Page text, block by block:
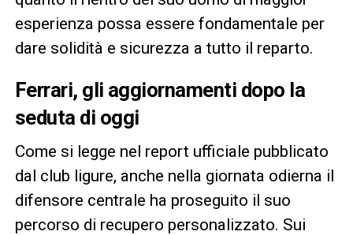
esperienza possa essere fondamentale per
dare solidità e sicurezza a tutto il reparto.
Ferrari, gli aggiornamenti dopo la
seduta di oggi
Come si legge nel report ufficiale pubblicato
dal club ligure, anche nella giornata odierna il
difensore centrale ha proseguito il suo
percorso di recupero personalizzato. Sui